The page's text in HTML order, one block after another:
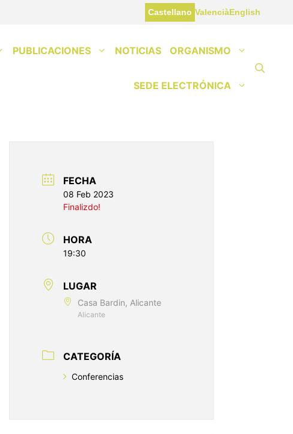
Castellano ValenciàEnglish
PUBLICACIONES NOTICIAS ORGANISMO
SEDE ELECTRÓNICA
FECHA
08 Feb 2023
Finalizdo!
HORA
19:30
LUGAR
Casa Bardin, Alicante
Alicante
CATEGORÍA
Conferencias